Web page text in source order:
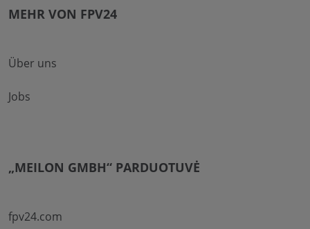
MEHR VON FPV24
Über uns
Jobs
„MEILON GMBH“ PARDUOTUVĖ
fpv24.com